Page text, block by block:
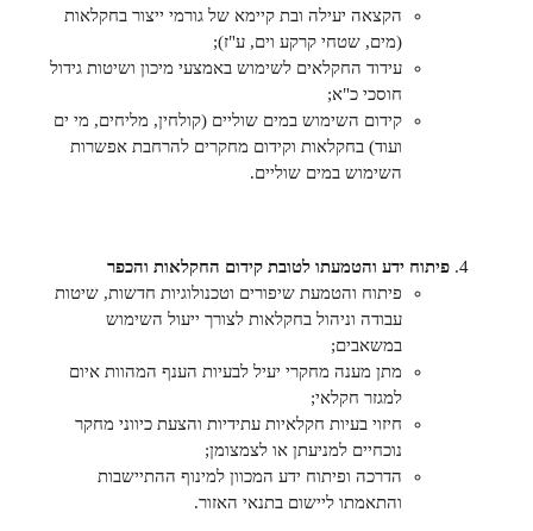
הקצאה יעילה ובת קיימא של גורמי ייצור בחקלאות
(מים, שטחי קרקע וים, ע"ז);
עידוד החקלאים לשימוש באמצעי מיכון ושיטות גידול
חוסכי כ"א;
קידום השימוש במים שוליים (קולחין, מליחים, מי ים
ועוד) בחקלאות וקידום מחקרים להרחבת אפשרות
השימוש במים שוליים.
פיתוח ידע והטמעתו לטובת קידום החקלאות והכפר
פיתוח והטמעת שיפורים וטכנולוגיות חדשות, שיטות
עבודה וניהול בחקלאות לצורך ייעול השימוש
במשאבים;
מתן מענה מחקרי יעיל לבעיות הענף המהוות איום
למגזר חקלאי;
חיזוי בעיות חקלאיות עתידיות והצעת כיווני מחקר
נוכחיים למניעתן או לצמצומן;
הדרכה ופיתוח ידע המכוון למינוף ההתיישבות
והתאמתו ליישום בתנאי האזור.